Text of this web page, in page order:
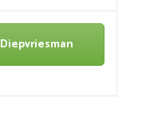
Diepvriesman